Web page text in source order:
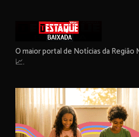
O maior portal de Notícias da Região
📈.